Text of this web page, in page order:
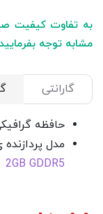
مشابه توجه
گارانتی
حافظه
مدل
2GB GDDR5